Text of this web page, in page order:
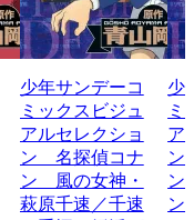
少年サンデーコ
ミックスビジュ
アルセレクショ
ン 名探偵コナ
ン 風の女神・
萩原千速／千速
少
ミ
ア
ン
ン
ン